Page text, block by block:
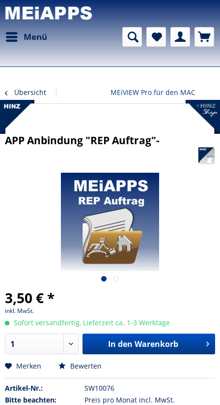
Menü
Übersicht MEiVIEW Pro für den MAC
APP Anbindung "REP Auftrag"-
3,50 € *
inkl. MwSt.
Sofort versandfertig, Lieferzeit ca. 1-3 Werktage
In den Warenkorb
Merken Bewerten
Artikel-Nr.:
SW10076
Bitte beachten:
Preis pro Monat incl. MwSt.